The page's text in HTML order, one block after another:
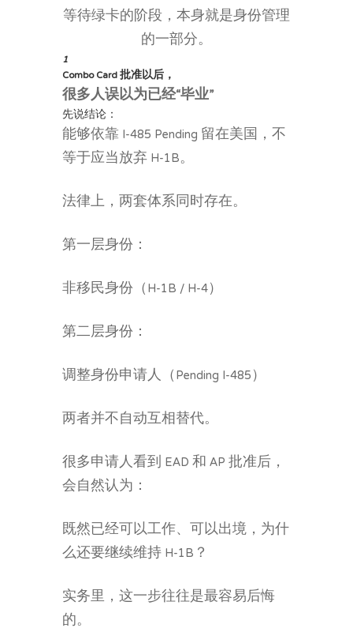
等待绿卡的阶段，本身就是身份管理
的一部分。
1
Combo Card 批准以后，
很多人误以为已经“毕业”
先说结论：
能够依靠 I-485 Pending 留在美国，不
等于应当放弃 H-1B。
法律上，两套体系同时存在。
第一层身份：
非移民身份（H-1B / H-4）
第二层身份：
调整身份申请人（Pending I-485）
两者并不自动互相替代。
很多申请人看到 EAD 和 AP 批准后，
会自然认为：
既然已经可以工作、可以出境，为什
么还要继续维持 H-1B？
实务里，这一步往往是最容易后悔
的。